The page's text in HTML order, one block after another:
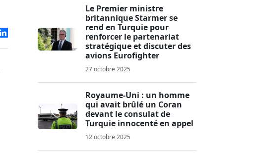
Le Premier ministre
britannique Starmer se
rend en Turquie pour
renforcer le partenariat
stratégique et discuter des
avions Eurofighter
27 octobre 2025
Royaume-Uni : un homme
qui avait brûlé un Coran
devant le consulat de
Turquie innocenté en appel
12 octobre 2025